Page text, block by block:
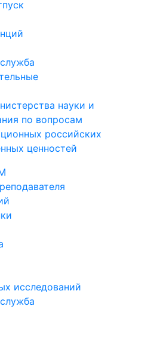
науки и
по вопросам
российских
ценностей
исследований